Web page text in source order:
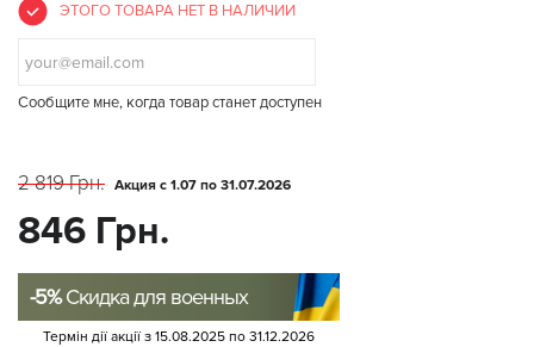
ЭТОГО ТОВАРА НЕТ В НАЛИЧИИ
Сообщите мне, когда товар станет доступен
2 819 Грн. Акция с 1.07 по 31.07.2026
846 Грн.
-5%Скидка для военных
Термін дії акції з 15.08.2025 по 31.12.2026